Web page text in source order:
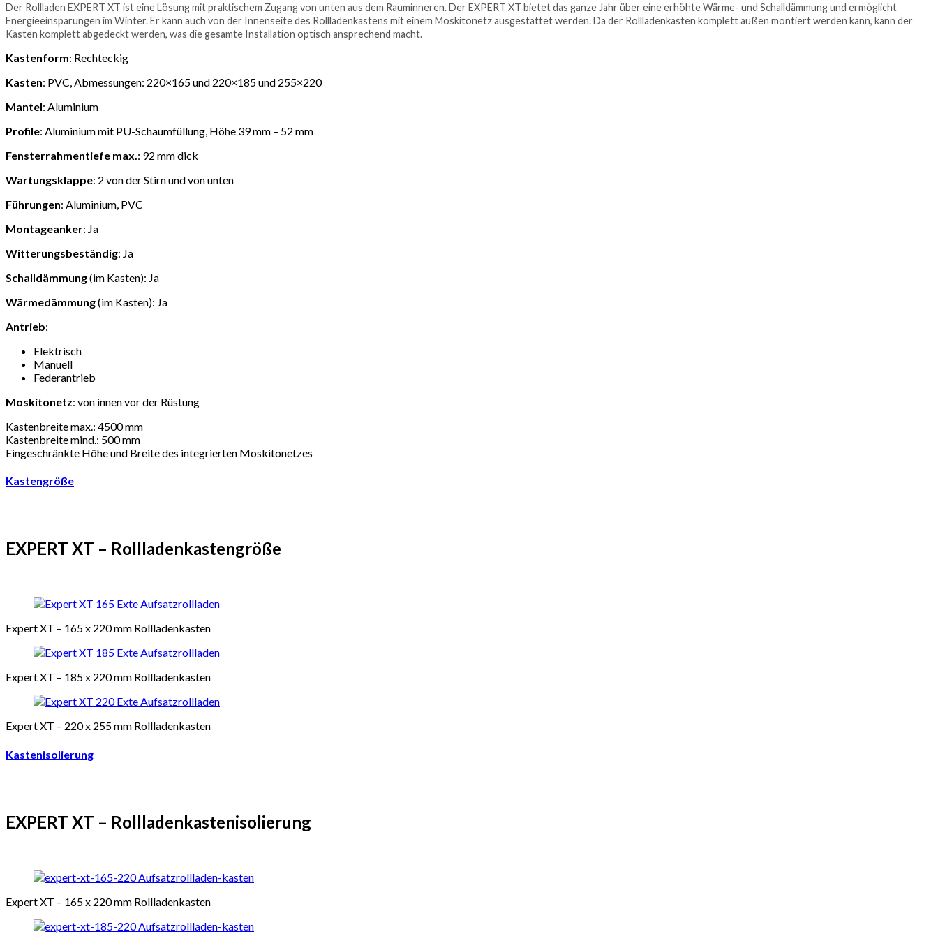
Der Rollladen EXPERT XT ist eine Lösung mit praktischem Zugang von unten aus dem Rauminneren. Der EXPERT XT bietet das ganze Jahr über eine erhöhte Wärme- und Schalldämmung und ermöglicht
Energieeinsparungen im Winter. Er kann auch von der Innenseite des Rollladenkastens mit einem Moskitonetz ausgestattet werden. Da der Rollladenkasten komplett außen montiert werden kann, kann der
Kasten komplett abgedeckt werden, was die gesamte Installation optisch ansprechend macht.
Kastenform: Rechteckig
Kasten: PVC, Abmessungen: 220×165 und 220×185 und 255×220
Mantel: Aluminium
Profile: Aluminium mit PU-Schaumfüllung, Höhe 39 mm – 52 mm
Fensterrahmentiefe max.: 92 mm dick
Wartungsklappe: 2 von der Stirn und von unten
Führungen: Aluminium, PVC
Montageanker: Ja
Witterungsbeständig: Ja
Schalldämmung(im Kasten): Ja
Wärmedämmung(im Kasten): Ja
Antrieb:
Elektrisch
Manuell
Federantrieb
Moskitonetz: von innen vor der Rüstung
Kastenbreite max.: 4500 mm
Kastenbreite mind.: 500 mm
Eingeschränkte Höhe und Breite des integrierten Moskitonetzes
Kastengröße
EXPERT XT – Rollladenkastengröße
Expert XT – 165 x 220 mm Rollladenkasten
Expert XT – 185 x 220 mm Rollladenkasten
Expert XT – 220 x 255 mm Rollladenkasten
Kastenisolierung
EXPERT XT – Rollladenkastenisolierung
Expert XT – 165 x 220 mm Rollladenkasten